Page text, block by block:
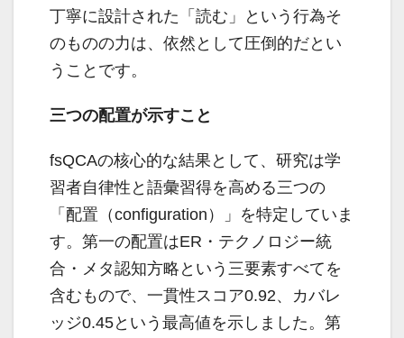
丁寧に設計された「読む」という行為そ
のものの力は、依然として圧倒的だとい
うことです。
三つの配置が示すこと
fsQCAの核心的な結果として、研究は学
習者自律性と語彙習得を高める三つの
「配置（configuration）」を特定していま
す。第一の配置はER・テクノロジー統
合・メタ認知方略という三要素すべてを
含むもので、一貫性スコア0.92、カバレ
ッジ0.45という最高値を示しました。第